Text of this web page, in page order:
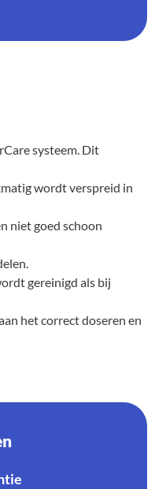
systeem. Dit
wordt verspreid in
niet goed schoon
gereinigd als bij
het correct doseren en